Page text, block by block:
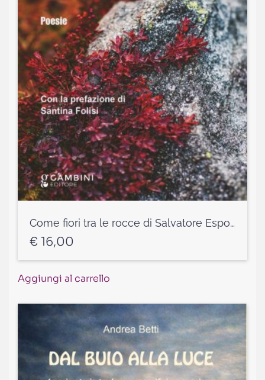
Come fiori tra le rocce di Salvatore Esposito
€ 16,00
Aggiungi al carrello